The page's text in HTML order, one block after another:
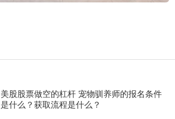
美股股票做空的杠杆 宠物驯养师的报名条件
是什么？获取流程是什么？